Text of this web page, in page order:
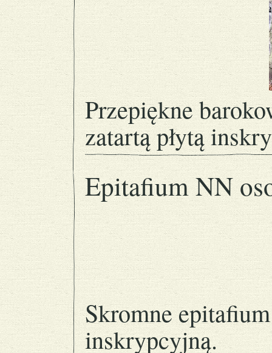
Przepiękne
zatartą płytą
Epitafium NN
Skromne
inskrypcyjną.